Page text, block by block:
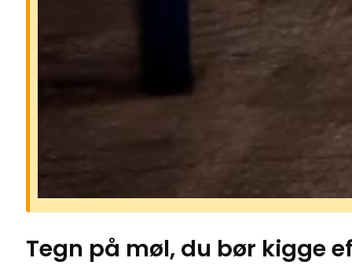
Møl kan hurtigt ødelægge tøj,
fødevarer, før man opdager
Larverne lever af materialer som
silke, pels, mel og gryn, og et lille
kan hurtigt udvikle sig til en større
bestand. Derfor er hurtig handling
afgørende, hvis man vil undgå
Tegn på møl, du bør kigge